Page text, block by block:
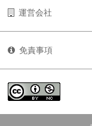
運営会社
免責事項